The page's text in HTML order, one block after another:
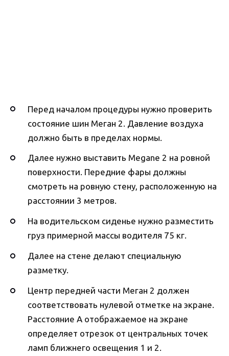
Перед началом процедуры нужно проверить
состояние шин Меган 2. Давление воздуха
должно быть в пределах нормы.
Далее нужно выставить Megane 2 на ровной
поверхности. Передние фары должны
смотреть на ровную стену, расположенную на
расстоянии 3 метров.
На водительском сиденье нужно разместить
груз примерной массы водителя 75 кг.
Далее на стене делают специальную
разметку.
Центр передней части Меган 2 должен
соответствовать нулевой отметке на экране.
Расстояние А отображаемое на экране
определяет отрезок от центральных точек
ламп ближнего освещения 1 и 2.